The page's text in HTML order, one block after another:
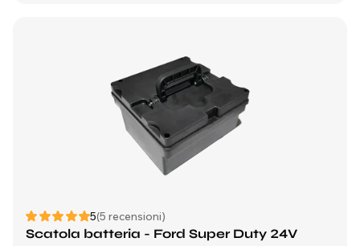
5(5 recensioni)
Scatola batteria - Ford Super Duty 24V